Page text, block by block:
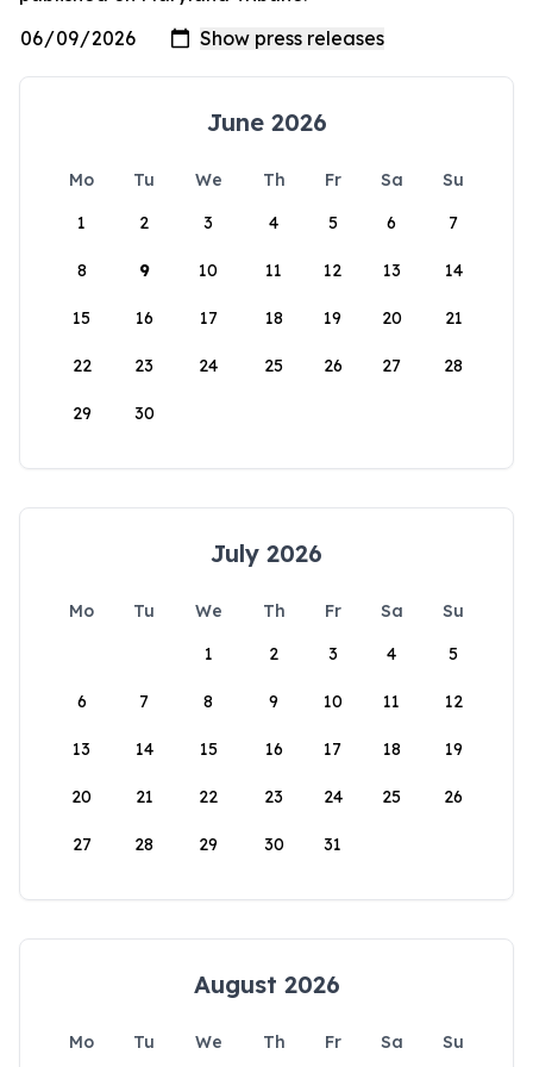
June 2026
Mo Tu We Th Fr Sa
Su
1
2 3 4 5 6 7
8 9 10 11 12 13 14
15 16 17 18 19 20 21
22 23 24 25 26 27 28
29 30
July 2026
Mo Tu We Th Fr Sa
Su
1
2 3 4 5
6 7 8 9 10 11 12
13 14 15 16 17 18 19
20 21 22 23 24 25 26
27 28 29 30 31
August 2026
Mo Tu We Th Fr Sa Su